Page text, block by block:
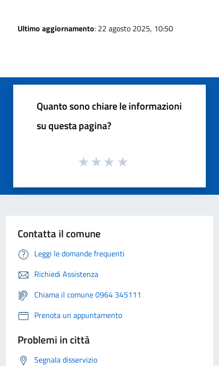
Ultimo aggiornamento: 22 agosto 2025, 10:50
Quanto sono chiare le informazioni
su questa pagina?
Contatta il comune
Leggi le domande frequenti
Richiedi Assistenza
Chiama il comune 0964 345111
Prenota un appuntamento
Problemi in città
Segnala disservizio